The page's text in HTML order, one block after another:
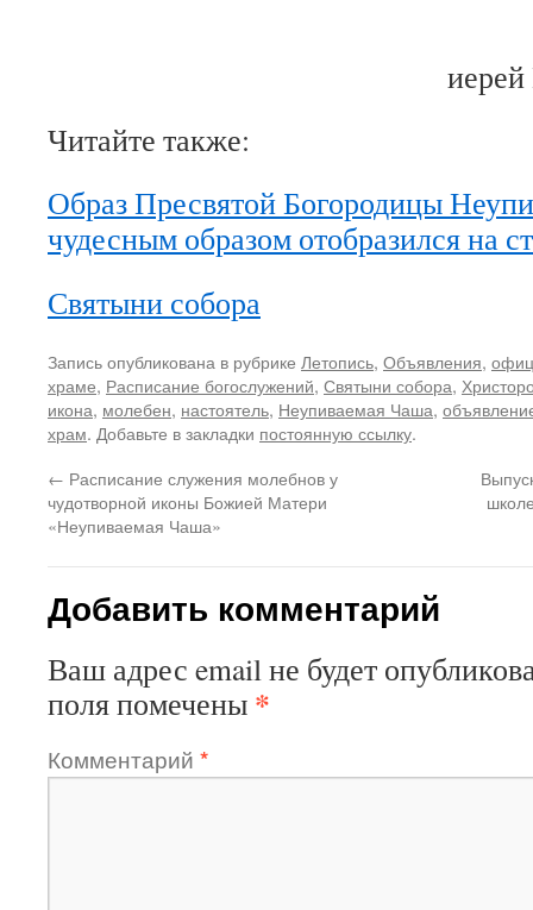
Читайте также:
Образ Пресвятой Богородицы
чудесным образом отобразился на
Святыни собора
Запись опубликована в рубрике Летопись, Объявления,
храме, Расписание богослужений, Святыни собора,
икона, молебен, настоятель, Неупиваемая Чаша,
храм. Добавьте в закладки постоянную ссылку.
← Расписание служения молебнов у
чудотворной иконы Божией Матери
«Неупиваемая Чаша»
Добавить комментарий
Ваш адрес email не будет
поля помечены *
Комментарий *